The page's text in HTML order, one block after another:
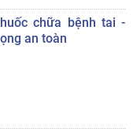
chữa bệnh tai -
an toàn